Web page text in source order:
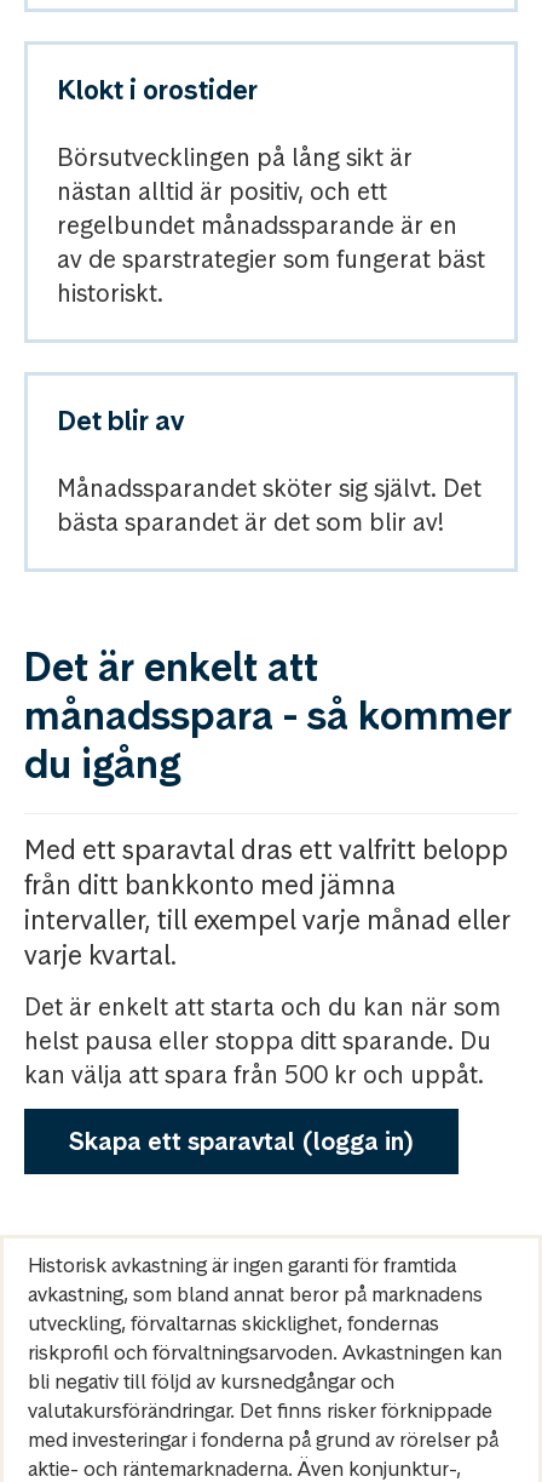
Klokt i orostider
Börsutvecklingen på lång sikt är
nästan alltid är positiv, och ett
regelbundet månadssparande är en
av de sparstrategier som fungerat bäst
historiskt.
Det blir av
Månadssparandet sköter sig självt. Det
bästa sparandet är det som blir av!
Det är enkelt att
månadsspara - så kommer
du igång
Med ett sparavtal dras ett valfritt belopp
från ditt bankkonto med jämna
intervaller, till exempel varje månad eller
varje kvartal.
Det är enkelt att starta och du kan när som
helst pausa eller stoppa ditt sparande. Du
kan välja att spara från 500 kr och uppåt.
Skapa ett sparavtal (logga in)
Historisk avkastning är ingen garanti för framtida
avkastning, som bland annat beror på marknadens
utveckling, förvaltarnas skicklighet, fondernas
riskprofil och förvaltningsarvoden. Avkastningen kan
bli negativ till följd av kursnedgångar och
valutakursförändringar. Det finns risker förknippade
med investeringar i fonderna på grund av rörelser på
aktie- och räntemarknaderna. Även konjunktur-,